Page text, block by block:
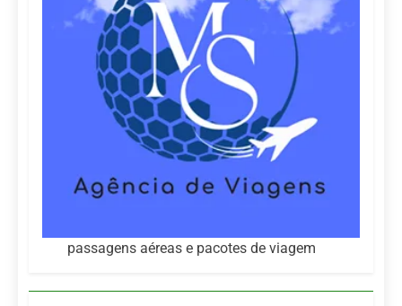
passagens aéreas e pacotes de viagem